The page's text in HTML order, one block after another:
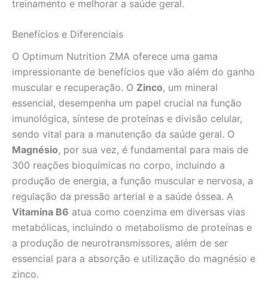
treinamento e melhorar a saúde geral.
Benefícios e Diferenciais
O Optimum Nutrition ZMA oferece uma gama
impressionante de benefícios que vão além do ganho
muscular e recuperação. O Zinco, um mineral
essencial, desempenha um papel crucial na função
imunológica, síntese de proteínas e divisão celular,
sendo vital para a manutenção da saúde geral. O
Magnésio, por sua vez, é fundamental para mais de
300 reações bioquímicas no corpo, incluindo a
produção de energia, a função muscular e nervosa, a
regulação da pressão arterial e a saúde óssea. A
Vitamina B6 atua como coenzima em diversas vias
metabólicas, incluindo o metabolismo de proteínas e
a produção de neurotransmissores, além de ser
essencial para a absorção e utilização do magnésio e
zinco.